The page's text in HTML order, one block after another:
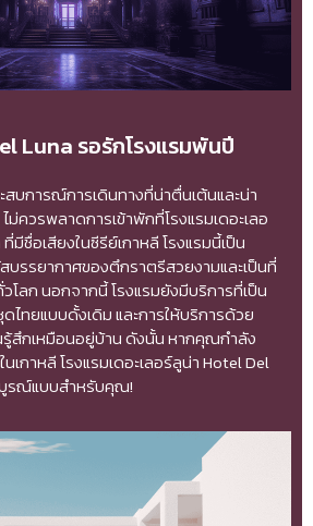
Luna รอรักโรงแรมพันปี
บการณ์การเดินทางที่น่าตื่นเต้นและน่า
ม่ควรพลาดการเข้าพักที่โรงแรมเดอะเลอ
มีชื่อเสียงในซีรีย์เกาหลี โรงแรมนี้เป็น
รรยากาศของตึกราตรีสวยงามและเป็นที่
โลก นอกจากนี้ โรงแรมยังมีบริการที่เป็น
ไทยแบบดั้งเดิม และการให้บริการด้วย
สึกเหมือนอยู่บ้าน ดังนั้น หากคุณกำลัง
กาหลี โรงแรมเดอะเลอร์ลูน่า Hotel Del
รณ์แบบสำหรับคุณ!